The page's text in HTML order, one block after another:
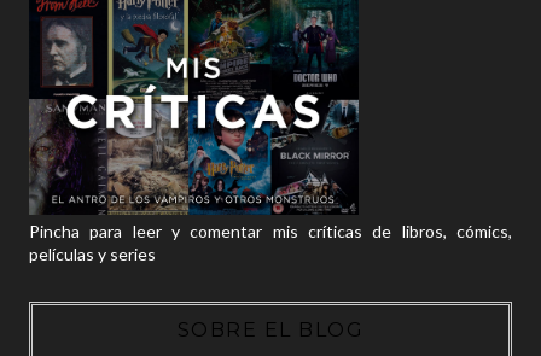
Pincha para leer y comentar mis críticas de libros, cómics,
películas y series
SOBRE EL BLOG